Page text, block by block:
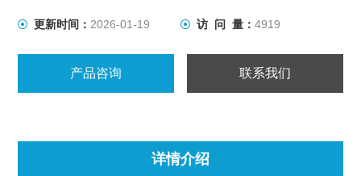
催化剂）有解吸和清洗作用，可清除表面反应产物或
更新时间： 2026-01-19 访 问 量： 4919
产品咨询 联系我们
详情介绍